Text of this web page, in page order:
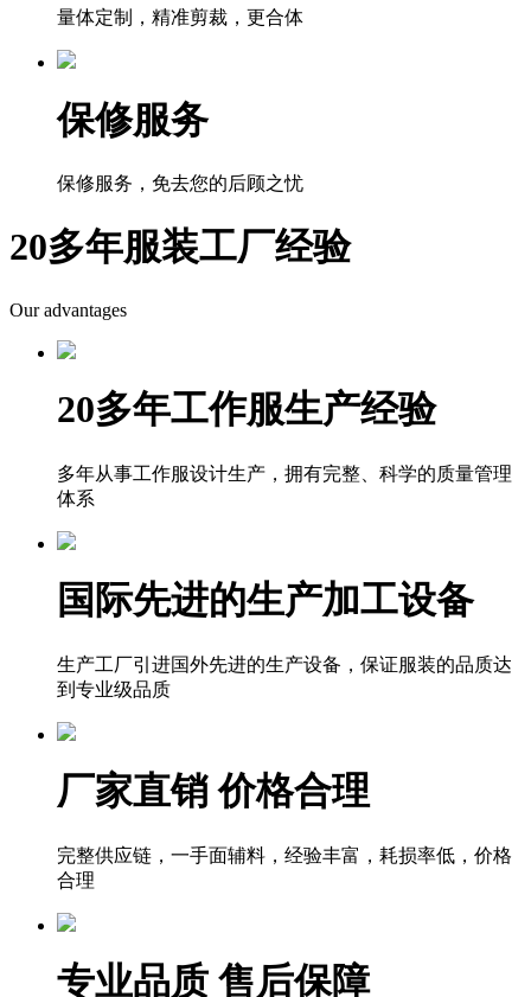
量体定制，精准剪裁，更合体
保修服务
保修服务，免去您的后顾之忧
20多年服装工厂经验
Our advantages
20多年工作服生产经验
多年从事工作服设计生产，拥有完整、科学的质量管理
体系
国际先进的生产加工设备
生产工厂引进国外先进的生产设备，保证服装的品质达
到专业级品质
厂家直销 价格合理
完整供应链，一手面辅料，经验丰富，耗损率低，价格
合理
专业品质 售后保障